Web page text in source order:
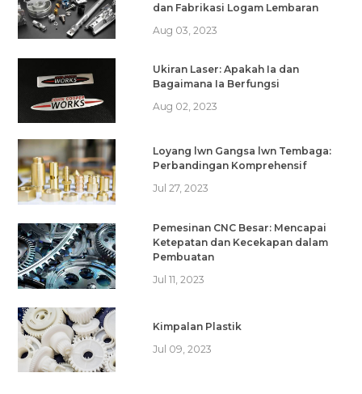
dan Fabrikasi Logam Lembaran
Aug 03, 2023
Ukiran Laser: Apakah Ia dan
Bagaimana Ia Berfungsi
Aug 02, 2023
Loyang lwn Gangsa lwn Tembaga:
Perbandingan Komprehensif
Jul 27, 2023
Pemesinan CNC Besar: Mencapai
Ketepatan dan Kecekapan dalam
Pembuatan
Jul 11, 2023
Kimpalan Plastik
Jul 09, 2023